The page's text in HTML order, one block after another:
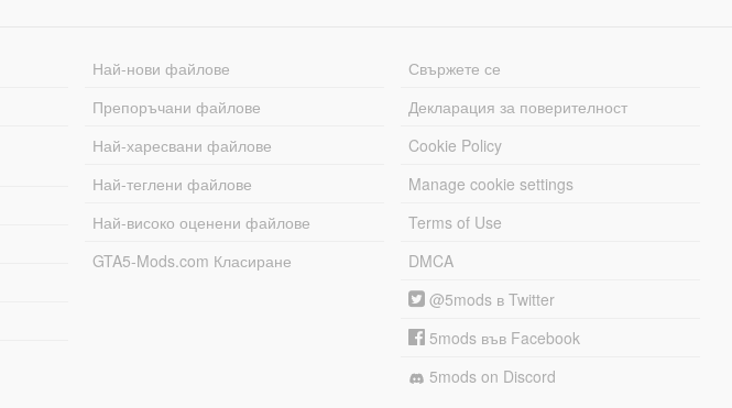
Най-нови файлове
Препоръчани файлове
Най-харесвани файлове
Най-теглени файлове
Най-високо оценени файлове
GTA5-Mods.com Класиране
Свържете се
Декларация за поверителност
Cookie Policy
Manage cookie settings
Terms of Use
DMCA
@5mods в Twitter
5mods във Facebook
5mods on Discord